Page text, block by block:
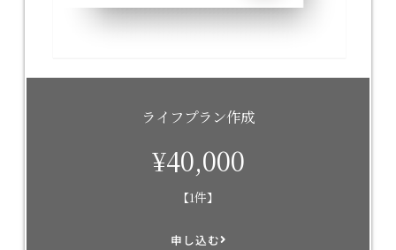
ライフプラン作成
¥40,000
【1件】
申し込む